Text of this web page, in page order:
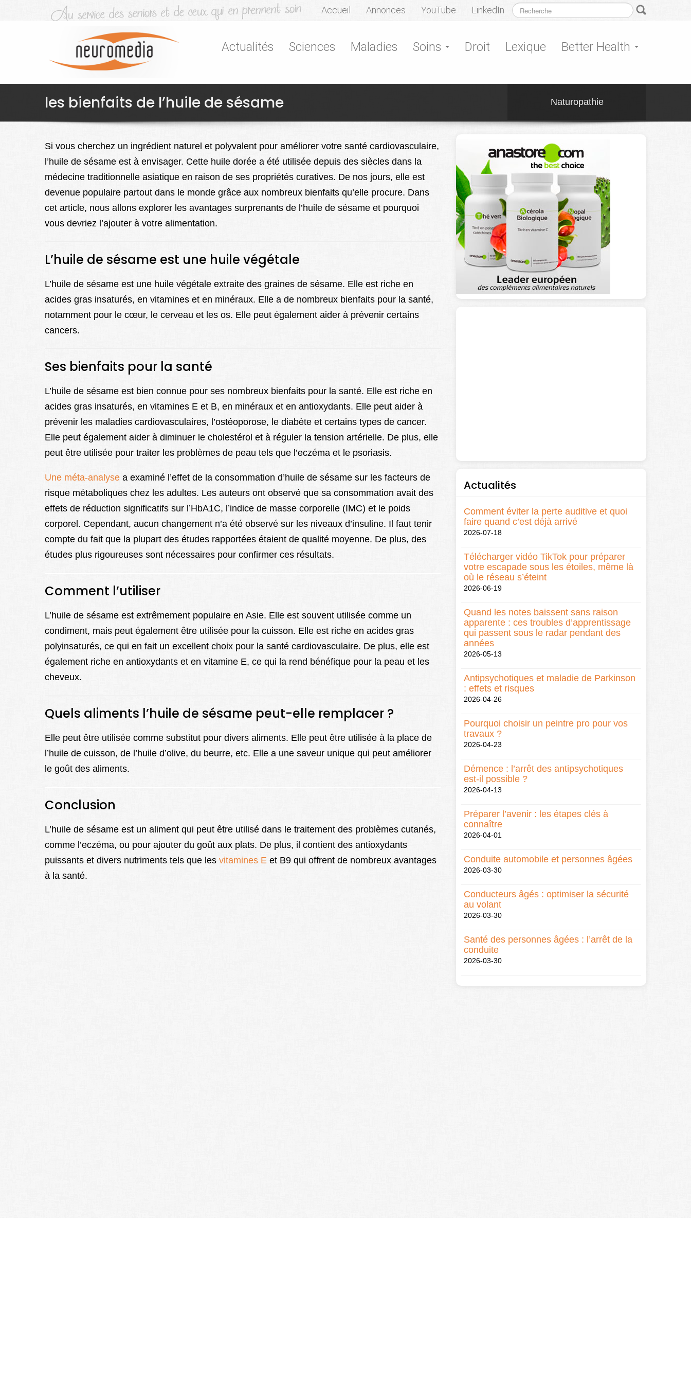
Accueil Annonces YouTube LinkedIn
Actualités Sciences Maladies Soins Droit Lexique Better Health
les bienfaits de l’huile de sésame Naturopathie
Si vous cherchez un ingrédient naturel et polyvalent pour améliorer votre santé cardiovasculaire,
l’huile de sésame est à envisager. Cette huile dorée a été utilisée depuis des siècles dans la
médecine traditionnelle asiatique en raison de ses propriétés curatives. De nos jours, elle est
devenue populaire partout dans le monde grâce aux nombreux bienfaits qu’elle procure. Dans
cet article, nous allons explorer les avantages surprenants de l’huile de sésame et pourquoi
vous devriez l’ajouter à votre alimentation.
L’huile de sésame est une huile végétale
L’huile de sésame est une huile végétale extraite des graines de sésame. Elle est riche en
acides gras insaturés, en vitamines et en minéraux. Elle a de nombreux bienfaits pour la santé,
notamment pour le cœur, le cerveau et les os. Elle peut également aider à prévenir certains
cancers.
Ses bienfaits pour la santé
L’huile de sésame est bien connue pour ses nombreux bienfaits pour la santé. Elle est riche en
acides gras insaturés, en vitamines E et B, en minéraux et en antioxydants. Elle peut aider à
prévenir les maladies cardiovasculaires, l’ostéoporose, le diabète et certains types de cancer.
Elle peut également aider à diminuer le cholestérol et à réguler la tension artérielle. De plus, elle
peut être utilisée pour traiter les problèmes de peau tels que l’eczéma et le psoriasis.
Une méta-analyse a examiné l’effet de la consommation d’huile de sésame sur les facteurs de
risque métaboliques chez les adultes. Les auteurs ont observé que sa consommation avait des
effets de réduction significatifs sur l’HbA1C, l’indice de masse corporelle (IMC) et le poids
corporel. Cependant, aucun changement n’a été observé sur les niveaux d’insuline. Il faut tenir
compte du fait que la plupart des études rapportées étaient de qualité moyenne. De plus, des
études plus rigoureuses sont nécessaires pour confirmer ces résultats.
Comment l’utiliser
L’huile de sésame est extrêmement populaire en Asie. Elle est souvent utilisée comme un
condiment, mais peut également être utilisée pour la cuisson. Elle est riche en acides gras
polyinsaturés, ce qui en fait un excellent choix pour la santé cardiovasculaire. De plus, elle est
également riche en antioxydants et en vitamine E, ce qui la rend bénéfique pour la peau et les
cheveux.
Quels aliments l’huile de sésame peut-elle remplacer ?
Elle peut être utilisée comme substitut pour divers aliments. Elle peut être utilisée à la place de
l’huile de cuisson, de l’huile d’olive, du beurre, etc. Elle a une saveur unique qui peut améliorer
le goût des aliments.
Conclusion
L’huile de sésame est un aliment qui peut être utilisé dans le traitement des problèmes cutanés,
comme l’eczéma, ou pour ajouter du goût aux plats. De plus, il contient des antioxydants
puissants et divers nutriments tels que les vitamines E et B9 qui offrent de nombreux avantages
à la santé.
Actualités
Comment éviter la perte auditive et quoi
faire quand c’est déjà arrivé
2026-07-18
Télécharger vidéo TikTok pour préparer
votre escapade sous les étoiles, même là
où le réseau s’éteint
2026-06-19
Quand les notes baissent sans raison
apparente : ces troubles d’apprentissage
qui passent sous le radar pendant des
années
2026-05-13
Antipsychotiques et maladie de Parkinson
: effets et risques
2026-04-26
Pourquoi choisir un peintre pro pour vos
travaux ?
2026-04-23
Démence : l’arrêt des antipsychotiques
est-il possible ?
2026-04-13
Préparer l’avenir : les étapes clés à
connaître
2026-04-01
Conduite automobile et personnes âgées
2026-03-30
Conducteurs âgés : optimiser la sécurité
au volant
2026-03-30
Santé des personnes âgées : l’arrêt de la
conduite
2026-03-30